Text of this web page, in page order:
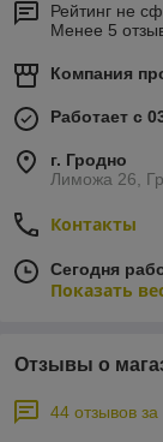
Рейтинг не
Менее 5
Компания
Работает с
г. Гродно
Лиможа 26,
Контакты
Сегодня
Показать
Отзывы о
44 отзывов